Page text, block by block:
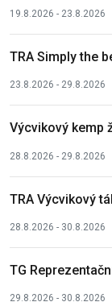
19.8.2026 - 23.8.2026
TRA Simply the
23.8.2026 - 29.8.2026
Výcvikový kemp
28.8.2026 - 29.8.2026
TRA Výcvikový
28.8.2026 - 30.8.2026
TG
29.8.2026 - 30.8.2026